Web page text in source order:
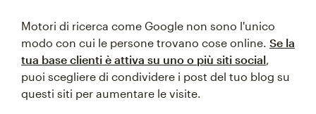
Motori di ricerca come Google non sono l'unico
modo con cui le persone trovano cose online. Se la
tua base clienti è attiva su uno o più siti social,
puoi scegliere di condividere i post del tuo blog su
questi siti per aumentare le visite.